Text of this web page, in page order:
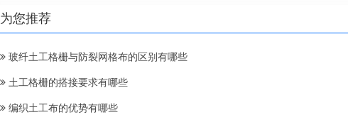
为您推荐
玻纤土工格栅与防裂网格布的区别有哪些
土工格栅的搭接要求有哪些
编织土工布的优势有哪些